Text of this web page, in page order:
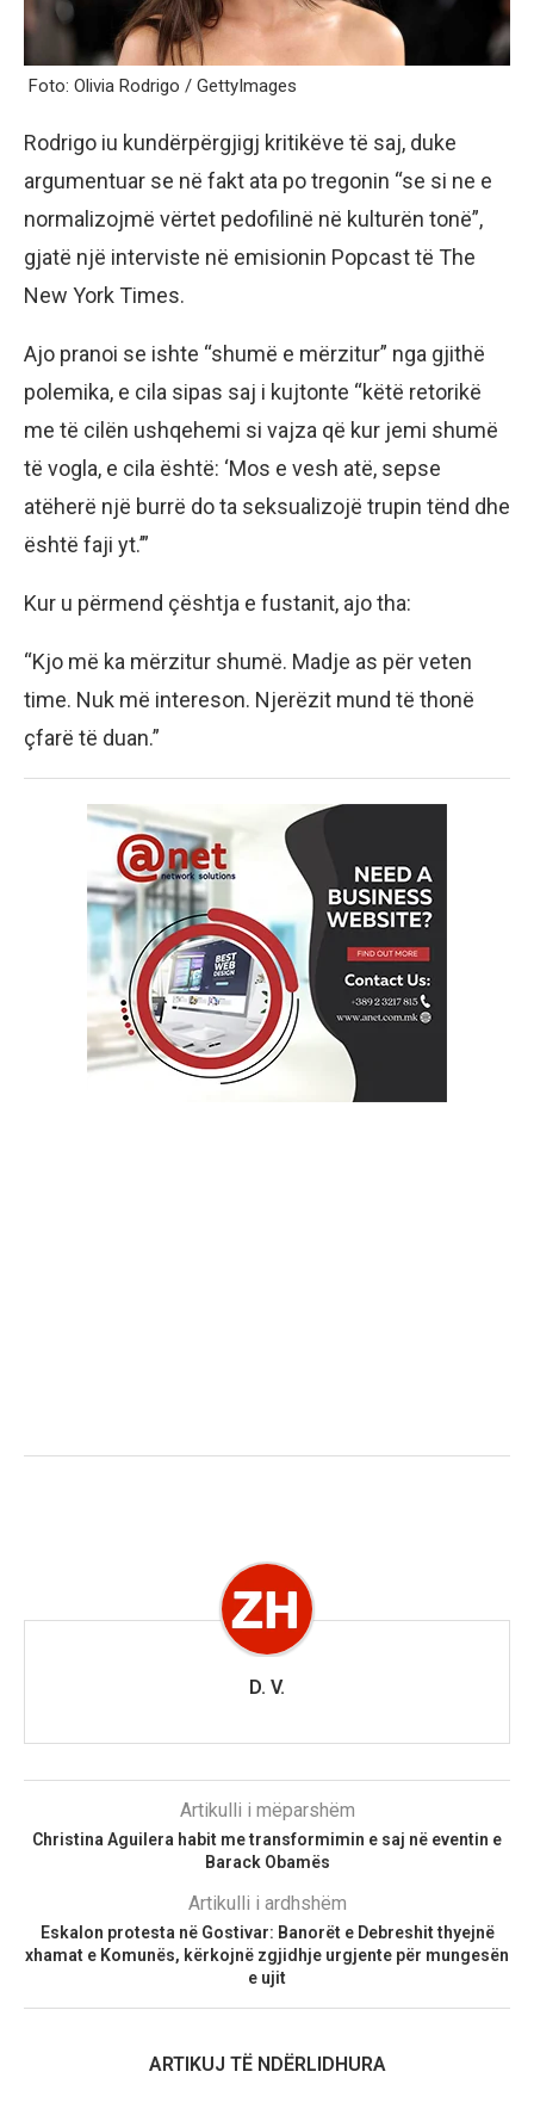
Foto: Olivia Rodrigo / GettyImages
Rodrigo iu kundërpërgjigj kritikëve të saj, duke
argumentuar se në fakt ata po tregonin “se si ne e
normalizojmë vërtet pedofilinë në kulturën tonë”,
gjatë një interviste në emisionin Popcast të The
New York Times.
Ajo pranoi se ishte “shumë e mërzitur” nga gjithë
polemika, e cila sipas saj i kujtonte “këtë retorikë
me të cilën ushqehemi si vajza që kur jemi shumë
të vogla, e cila është: ‘Mos e vesh atë, sepse
atëherë një burrë do ta seksualizojë trupin tënd dhe
është faji yt.’”
Kur u përmend çështja e fustanit, ajo tha:
“Kjo më ka mërzitur shumë. Madje as për veten
time. Nuk më intereson. Njerëzit mund të thonë
çfarë të duan.”
D. V.
Artikulli i mëparshëm
Christina Aguilera habit me transformimin e saj në eventin e
Barack Obamës
Artikulli i ardhshëm
Eskalon protesta në Gostivar: Banorët e Debreshit thyejnë
xhamat e Komunës, kërkojnë zgjidhje urgjente për mungesën
e ujit
ARTIKUJ TË NDËRLIDHURA